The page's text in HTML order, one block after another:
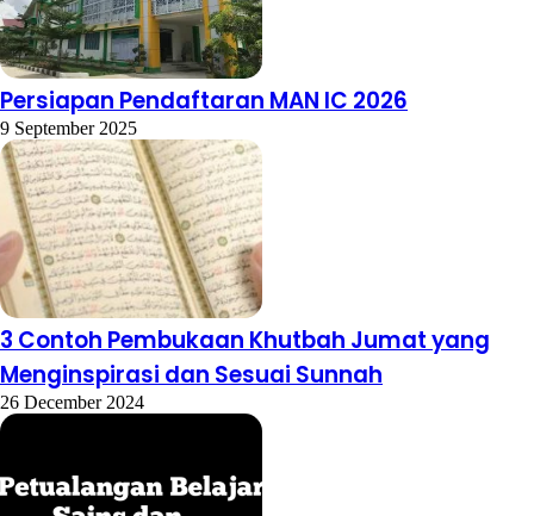
Persiapan Pendaftaran MAN IC 2026
9 September 2025
3 Contoh Pembukaan Khutbah Jumat yang
Menginspirasi dan Sesuai Sunnah
26 December 2024